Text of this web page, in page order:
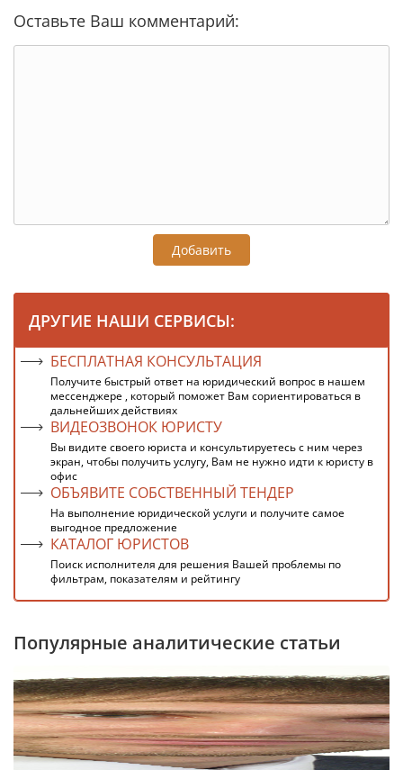
Оставьте Ваш комментарий:
Добавить
ДРУГИЕ НАШИ СЕРВИСЫ:
БЕСПЛАТНАЯ КОНСУЛЬТАЦИЯ
Получите быстрый ответ на юридический вопрос в нашем
мессенджере , который поможет Вам сориентироваться в
дальнейших действиях
ВИДЕОЗВОНОК ЮРИСТУ
Вы видите своего юриста и консультируетесь с ним через
экран, чтобы получить услугу, Вам не нужно идти к юристу в
офис
ОБЪЯВИТЕ СОБСТВЕННЫЙ ТЕНДЕР
На выполнение юридической услуги и получите самое
выгодное предложение
КАТАЛОГ ЮРИСТОВ
Поиск исполнителя для решения Вашей проблемы по
фильтрам, показателям и рейтингу
Популярные аналитические статьи